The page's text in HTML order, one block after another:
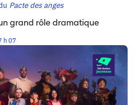
Pacte des anges
grand rôle dramatique
h 07